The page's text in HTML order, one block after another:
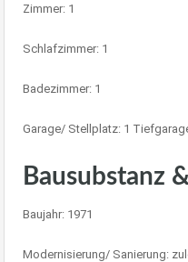
Zimmer: 1
Schlafzimmer: 1
Badezimmer: 1
Garage/ Stellplatz: 1
Bausubstanz
Baujahr: 1971
Modernisierung/ Sanierung: